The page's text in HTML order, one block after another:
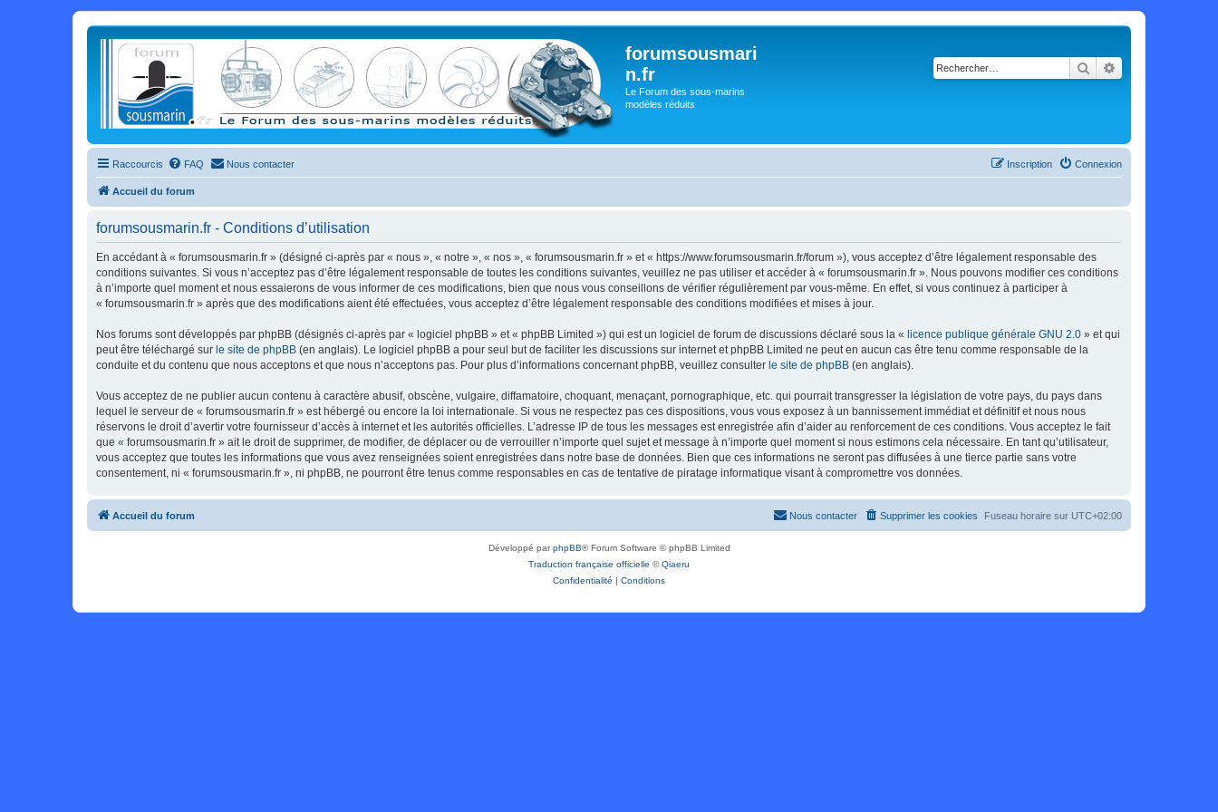
forumsousmari
n.fr
Le Forum des sous-marins
modèles réduits
Rechercher
Raccourcis FAQ Nous contacter Connexion
Inscription
Accueil du forum
forumsousmarin.fr - Conditions d’utilisation
En accédant à « forumsousmarin.fr » (désigné ci-après par « nous », « notre », « nos », « forumsousmarin.fr » et « https://www.forumsousmarin.fr/forum »), vous acceptez d’être légalement responsable des
conditions suivantes. Si vous n’acceptez pas d’être légalement responsable de toutes les conditions suivantes, veuillez ne pas utiliser et accéder à « forumsousmarin.fr ». Nous pouvons modifier ces conditions
à n’importe quel moment et nous essaierons de vous informer de ces modifications, bien que nous vous conseillons de vérifier régulièrement par vous-même. En effet, si vous continuez à participer à
« forumsousmarin.fr » après que des modifications aient été effectuées, vous acceptez d’être légalement responsable des conditions modifiées et mises à jour.
Nos forums sont développés par phpBB (désignés ci-après par « logiciel phpBB » et « phpBB Limited ») qui est un logiciel de forum de discussions déclaré sous la « licence publique générale GNU 2.0 » et qui
peut être téléchargé sur le site de phpBB (en anglais). Le logiciel phpBB a pour seul but de faciliter les discussions sur internet et phpBB Limited ne peut en aucun cas être tenu comme responsable de la
conduite et du contenu que nous acceptons et que nous n’acceptons pas. Pour plus d’informations concernant phpBB, veuillez consulter le site de phpBB (en anglais).
Vous acceptez de ne publier aucun contenu à caractère abusif, obscène, vulgaire, diffamatoire, choquant, menaçant, pornographique, etc. qui pourrait transgresser la législation de votre pays, du pays dans
lequel le serveur de « forumsousmarin.fr » est hébergé ou encore la loi internationale. Si vous ne respectez pas ces dispositions, vous vous exposez à un bannissement immédiat et définitif et nous nous
réservons le droit d’avertir votre fournisseur d’accès à internet et les autorités officielles. L’adresse IP de tous les messages est enregistrée afin d’aider au renforcement de ces conditions. Vous acceptez le fait
que « forumsousmarin.fr » ait le droit de supprimer, de modifier, de déplacer ou de verrouiller n’importe quel sujet et message à n’importe quel moment si nous estimons cela nécessaire. En tant qu’utilisateur,
vous acceptez que toutes les informations que vous avez renseignées soient enregistrées dans notre base de données. Bien que ces informations ne seront pas diffusées à une tierce partie sans votre
consentement, ni « forumsousmarin.fr », ni phpBB, ne pourront être tenus comme responsables en cas de tentative de piratage informatique visant à compromettre vos données.
Accueil du forum Fuseau horaire sur UTC+02:00
Supprimer les cookies
Nous contacter
Développé parphpBB® Forum Software © phpBB Limited
Traduction française officielle ©Qiaeru
Confidentialité | Conditions